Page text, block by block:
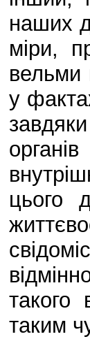
наших
міри,
вельми
у
цього
такого
таким